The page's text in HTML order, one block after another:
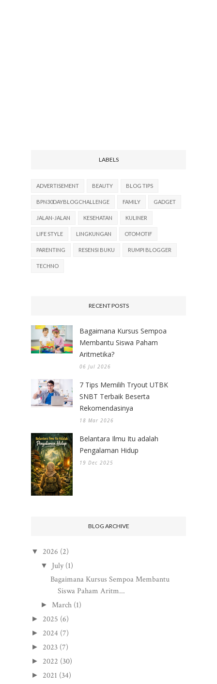
LABELS
ADVERTISEMENT BEAUTY BLOG TIPS
BPN30DAYBLOGCHALLENGE FAMILY GADGET
JALAN-JALAN KESEHATAN KULINER
LIFE STYLE LINGKUNGAN OTOMOTIF
PARENTING RESENSI BUKU RUMPI BLOGGER
TECHNO
RECENT POSTS
Bagaimana Kursus Sempoa
Membantu Siswa Paham
Aritmetika?
06 Jul 2026
7 Tips Memilih Tryout UTBK
SNBT Terbaik Beserta
Rekomendasinya
18 Mar 2026
Belantara Ilmu Itu adalah
Pengalaman Hidup
19 Dec 2025
BLOG ARCHIVE
▼ 2026 (2)
▼ July (1)
Bagaimana Kursus Sempoa Membantu
Siswa Paham Aritm...
► March (1)
► 2025 (6)
► 2024 (7)
► 2023 (7)
► 2022 (30)
► 2021 (34)